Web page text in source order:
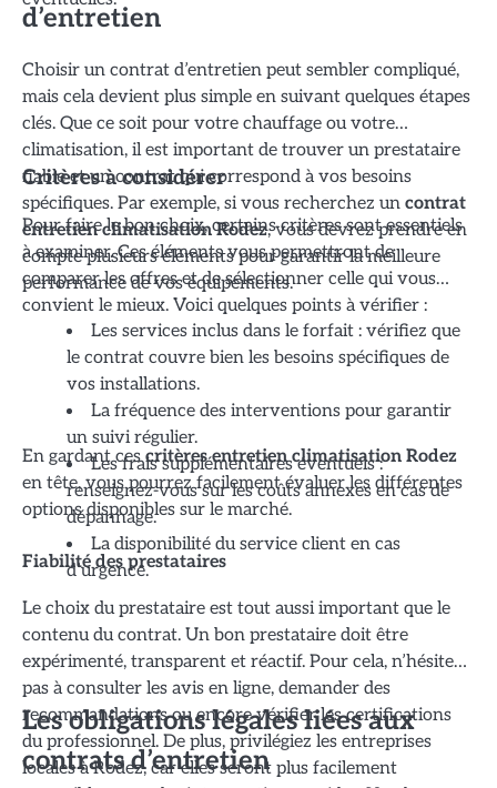
d’entretien
Choisir un contrat d’entretien peut sembler compliqué,
mais cela devient plus simple en suivant quelques étapes
clés. Que ce soit pour votre chauffage ou votre
climatisation, il est important de trouver un prestataire
fiable et un contrat qui correspond à vos besoins
spécifiques. Par exemple, si vous recherchez un contrat
entretien climatisation Rodez, vous devrez prendre en
compte plusieurs éléments pour garantir la meilleure
performance de vos équipements.
Critères à considérer
Pour faire le bon choix, certains critères sont essentiels
à examiner. Ces éléments vous permettront de
comparer les offres et de sélectionner celle qui vous
convient le mieux. Voici quelques points à vérifier :
Les services inclus dans le forfait : vérifiez que
le contrat couvre bien les besoins spécifiques de
vos installations.
La fréquence des interventions pour garantir
un suivi régulier.
Les frais supplémentaires éventuels :
renseignez-vous sur les coûts annexes en cas de
dépannage.
La disponibilité du service client en cas
d’urgence.
En gardant cescritères entretien climatisation Rodez
en tête, vous pourrez facilement évaluer les différentes
options disponibles sur le marché.
Fiabilité des prestataires
Le choix du prestataire est tout aussi important que le
contenu du contrat. Un bon prestataire doit être
expérimenté, transparent et réactif. Pour cela, n’hésitez
pas à consulter les avis en ligne, demander des
recommandations ou encore vérifier les certifications
du professionnel. De plus, privilégiez les entreprises
locales à Rodez, car elles seront plus facilement
Les obligations légales liées aux
contrats d’entretien